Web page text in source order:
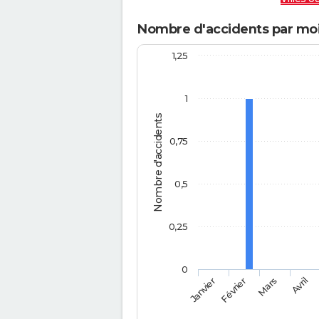
Nombre d'accidents par
Nombre d'accidents
JanvierFévrier Mars Avril
0
1
0,25
0,5
0,75
1,25